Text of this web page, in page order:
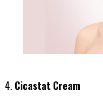
4. Cicastat Cream